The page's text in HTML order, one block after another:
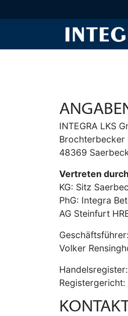
INTEGRA LKS
Brochterbecker
48369
Vertreten
KG: Sitz
PhG: Integra
AG Steinfurt
Geschäftsführer:
Volker